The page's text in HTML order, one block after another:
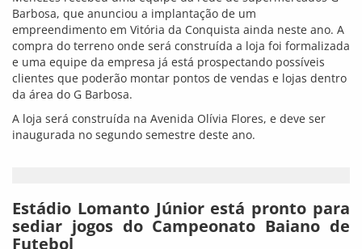
sediar jogos do Campeonato Baiano de
Futebol
4
6 de janeiro de 2010, 17:41/ Anderson BLOG
@blogdoanderson
A edição
2010 do Campeonato Baiano de Futebol começa no próximo
mais uma vez, palco para os jogos da competição.
“Nós estamos agora em fase de manutenção preventiva, já
que nos últimos quatro anos a Administração Municipal